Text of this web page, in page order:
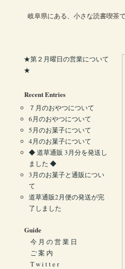
岐阜県にある、小さな読書喫茶で
★第２月曜日の営業について
★
Recent Entries
７月のおやつについて
6月のおやつについて
5月のお菓子について
4月のお菓子について
◆ 道草通販 3月分を発送し
ました ◆
3月のお菓子と通販につい
て
道草通販2月便の発送が完
了しました
Guide
今 月 の 営 業 日
ご 案 内
T w i t t e r